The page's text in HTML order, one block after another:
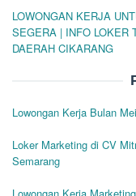
LOWONGAN KERJA
SEGERA | INFO LOKER
DAERAH CIKARANG
Lowongan Kerja Bulan
Loker Marketing di CV
Semarang
Lowongan Kerja